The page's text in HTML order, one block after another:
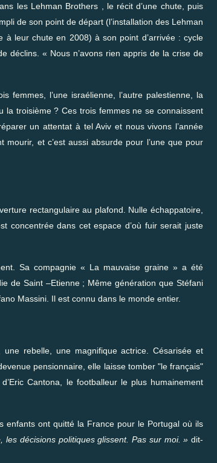
les Lehman Brothers , le récit d’une chute, puis
de son point de départ (l’installation des Lehman
à leur chute en 2008) à son point d’arrivée : cycle
déclins. « Nous n’avons rien appris de la crise de
femmes, l’une israélienne, l’autre palestienne, la
la troisième ? Ces trois femmes ne se connaissent
un attentat à tel Aviv et nous vivons l’année
et c’est aussi absurde pour l’une que pour
rectangulaire au plafond. Nulle échappatoire,
concentrée dans cet espace d’où fuir serait juste
Sa compagnie « La mauvaise graine » a été
de Saint –Etienne ; Même génération que Stéfani
Massini. Il est connu dans le monde entier.
rebelle, une magnifique actrice. Césarisée et
pensionnaire, elle laisse tomber "le français"
Cantona, le footballeur le plus humainement
enfants ont quitté la France pour le Portugal où ils
déci­sions poli­tiques glissent. Pas sur moi. » dit-